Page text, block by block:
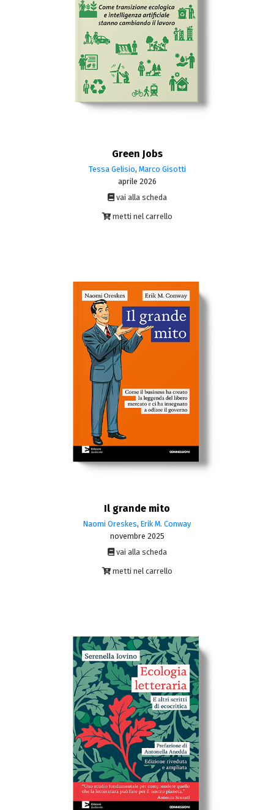
Green Jobs
Tessa Gelisio, Marco Gisotti
aprile 2026
vai alla scheda
metti nel carrello
Il grande mito
Naomi Oreskes, Erik M. Conway
novembre 2025
vai alla scheda
metti nel carrello